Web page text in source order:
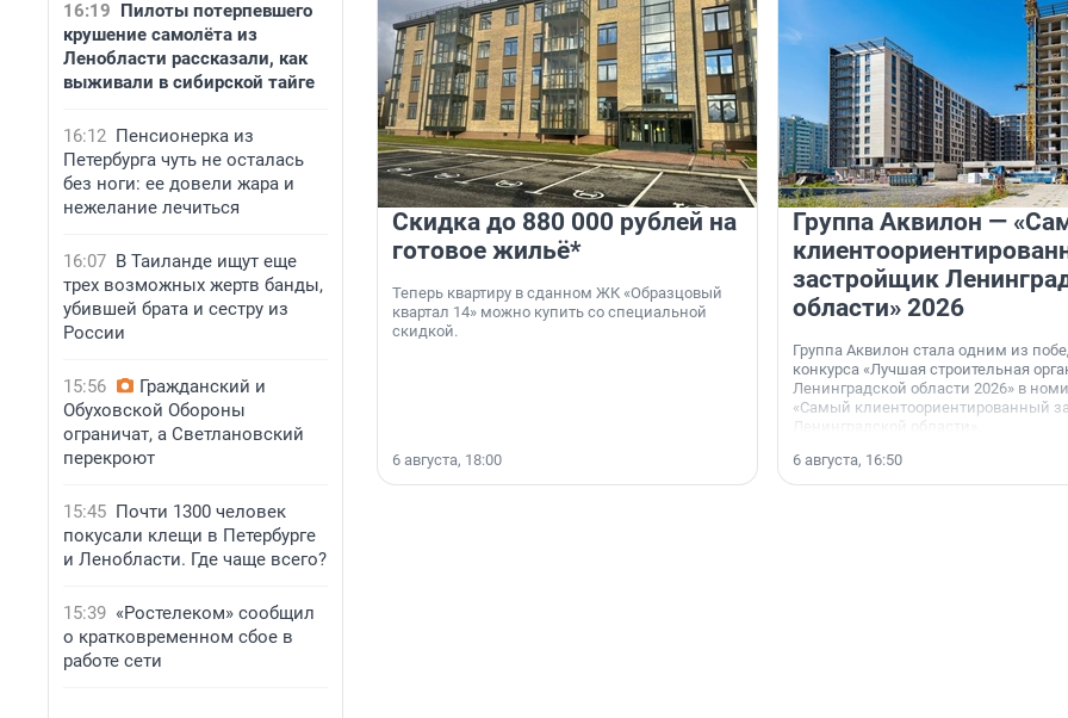
16:19 Пилоты потерпевшего
крушение самолёта из
Ленобласти рассказали, как
выживали в сибирской тайге
16:12 Пенсионерка из
Петербурга чуть не осталась
без ноги: ее довели жара и
нежелание лечиться
16:07 В Таиланде ищут еще
трех возможных жертв банды,
убившей брата и сестру из
России
15:56
Гражданский и
Обуховской Обороны
ограничат, а Светлановский
перекроют
15:45 Почти 1300 человек
покусали клещи в Петербурге
и Ленобласти. Где чаще всего?
15:39 «Ростелеком» сообщил
о кратковременном сбое в
работе сети
Скидка до 880 000 рублей на
готовое жильё*
Теперь квартиру в сданном ЖК «Образцовый
квартал 14» можно купить со специальной
скидкой.
6 августа, 18:00
Группа Аквилон —
застройщик
области» 2026
Группа Аквилон стала одним из
конкурса «Лучшая строительная
Ленинградской области 2026» в
«Самый клиентоориентированный
Ленинградской области».
6 августа, 16:50